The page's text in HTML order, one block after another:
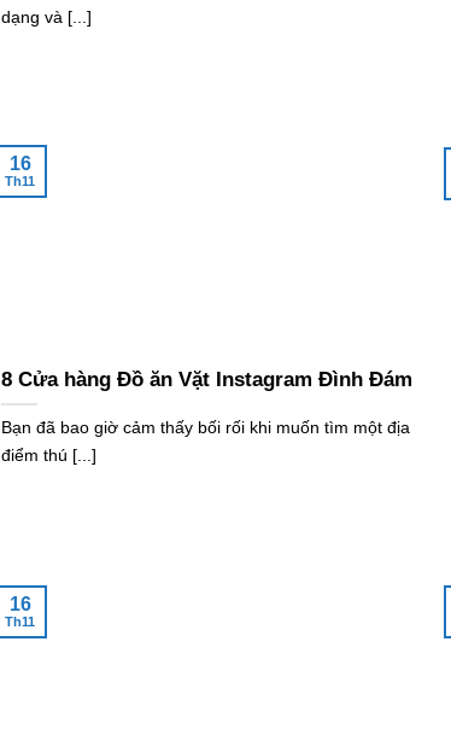
dạng và [...]
8 Cửa hàng Đồ ăn Vặt Instagram Đình Đám
Bạn đã bao giờ cảm thấy bối rối khi muốn tìm một địa
điểm thú [...]
16
Th11
16
Th11